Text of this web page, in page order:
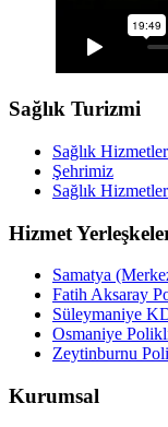
Sağlık Turizmi
Sağlık
Şehrimiz
Sağlık
Hizmet
Samatya
Fatih Aksaray
Süleymaniye
Osmaniye
Zeytinburnu
Kurumsal